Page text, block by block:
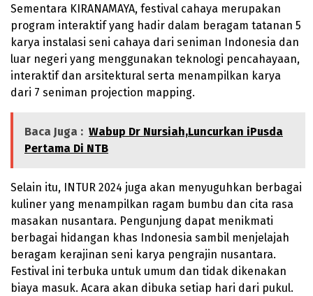
Sementara KIRANAMAYA, festival cahaya merupakan
program interaktif yang hadir dalam beragam tatanan 5
karya instalasi seni cahaya dari seniman Indonesia dan
luar negeri yang menggunakan teknologi pencahayaan,
interaktif dan arsitektural serta menampilkan karya
dari 7 seniman projection mapping.
Baca Juga : Wabup Dr Nursiah,Luncurkan iPusda
Pertama Di NTB
Selain itu, INTUR 2024 juga akan menyuguhkan berbagai
kuliner yang menampilkan ragam bumbu dan cita rasa
masakan nusantara. Pengunjung dapat menikmati
berbagai hidangan khas Indonesia sambil menjelajah
beragam kerajinan seni karya pengrajin nusantara.
Festival ini terbuka untuk umum dan tidak dikenakan
biaya masuk. Acara akan dibuka setiap hari dari pukul.